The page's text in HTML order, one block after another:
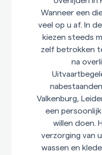
Wanneer een
veel op u af. In
kiezen steeds
zelf betrokken
na
Valkenburg,
een
willen doen.
verzorging van
wassen en